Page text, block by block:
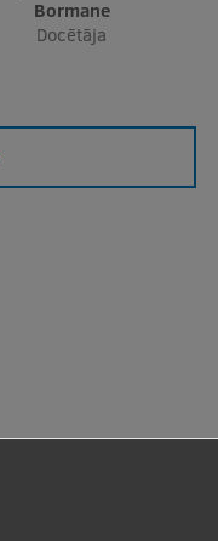
Bormane
Docētāja